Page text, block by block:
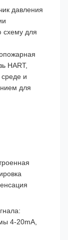
давления
схему для
HART,
и
для
4-20mA,